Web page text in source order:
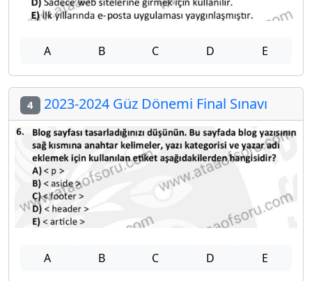
A B C D E
4 2023-2024 Güz Dönemi Final Sınavı
A B C D E